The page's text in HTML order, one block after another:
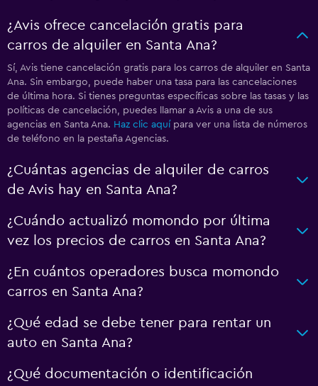
¿Avis ofrece cancelación gratis para
carros de alquiler en Santa Ana?
Sí, Avis tiene cancelación gratis para los carros de alquiler en Santa
Ana. Sin embargo, puede haber una tasa para las cancelaciones
de última hora. Si tienes preguntas específicas sobre las tasas y las
políticas de cancelación, puedes llamar a Avis a una de sus
agencias en Santa Ana. Haz clic aquí para ver una lista de números
de teléfono en la pestaña Agencias.
¿Cuántas agencias de alquiler de carros
de Avis hay en Santa Ana?
¿Cuándo actualizó momondo por última
vez los precios de carros en Santa Ana?
¿En cuántos operadores busca momondo
carros en Santa Ana?
¿Qué edad se debe tener para rentar un
auto en Santa Ana?
¿Qué documentación o identificación